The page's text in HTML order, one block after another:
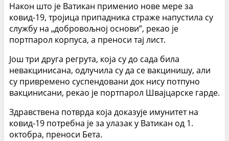
Након што је Ватикан применио нове мере за
ковид-19, тројица припадника страже напустила су
службу на „добровољној основи”, рекао је
портпарол корпуса, а преноси тај лист.
Још три друга регрута, која су до сада била
невакцинисана, одлучила су да се вакцинишу, али
су привремено суспендовани док нису потпуно
вакцинисани, рекао је портпарол Швајцарске гарде.
Здравствена потврда која доказује имунитет на
ковид-19 потребна је за улазак у Ватикан од 1.
октобра, преноси Бета.